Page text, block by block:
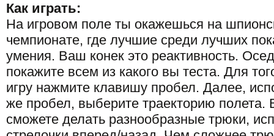
Как играть:
На игровом поле ты окажешься на
чемпионате, где лучшие среди лучших
умения. Ваш конек это реактивность.
покажите всем из какого вы теста. Для
игру нажмите клавишу пробел. Далее,
же пробел, выберите траекторию полета.
сможете делать разнообразные трюки,